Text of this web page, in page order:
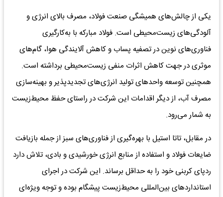
یکی از چالش‌های همیشگی صنعت فولاد، مصرف بالای انرژی و
آلودگی‌های زیست‌محیطی است. فولاد مبارکه با به‌کارگیری
فناوری‌های نوین در تصفیه پساب و کاهش آلایندگی هوا، گام‌های
موثری در جهت کاهش اثرات منفی زیست‌محیطی برداشته است.
همچنین توسعه واحدهای تولید انرژی‌های تجدیدپذیر و بهینه‌سازی
مصرف آب، از دیگر اقدامات این شرکت در راستای حفظ محیط‌زیست
به شمار می‌رود.
در مقابل، تاتا استیل با بهره‌گیری از فناوری‌های سبز از جمله بازیافت
ضایعات فولاد و استفاده از منابع انرژی خورشیدی و بادی، تلاش دارد
ردپای کربنی خود را به حداقل برساند. این شرکت در اجرای
استانداردهای بین‌المللی محیط‌زیست پیشگام بوده و توجه ویژه‌ای